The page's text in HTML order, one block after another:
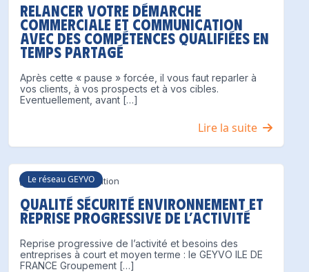
Relancer votre démarche
commerciale et communication
avec des compétences qualifiées en
temps partagé
Après cette « pause » forcée, il vous faut reparler à
vos clients, à vos prospects et à vos cibles.
Eventuellement, avant […]
Lire la suite
Le réseau GEYVO
Communication
Qualité Sécurité Environnement et
reprise progressive de l’activité
Reprise progressive de l’activité et besoins des
entreprises à court et moyen terme : le GEYVO ILE DE
FRANCE Groupement […]